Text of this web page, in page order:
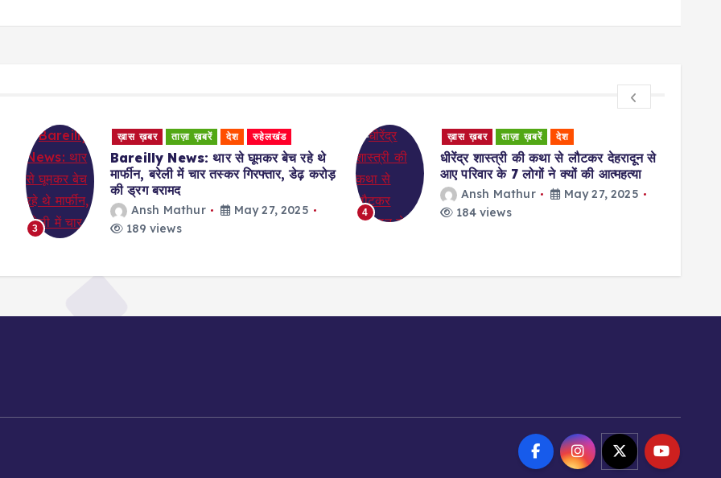
3
ख़ास ख़बर ताज़ा ख़बरें देश रुहेलखंड
Bareilly News: थार से घूमकर बेच रहे थे
मार्फीन, बरेली में चार तस्कर गिरफ्तार, डेढ़ करोड़
की ड्रग बरामद
Ansh Mathur
May 27, 2025
189 views
4
ख़ास ख़बर ताज़ा ख़बरें देश
धीरेंद्र शास्त्री की कथा से लौटकर देहरादून से
आए परिवार के 7 लोगों ने क्यों की आत्महत्या
Ansh Mathur
May 27, 2025
184 views